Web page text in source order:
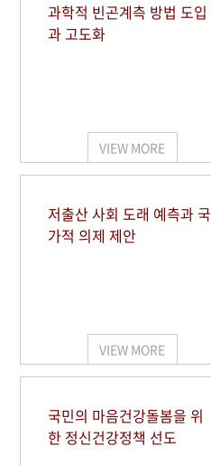
과학적 빈곤계측 방법 도입
과 고도화
VIEW MORE
저출산 사회 도래 예측과 국
가적 의제 제안
VIEW MORE
국민의 마음건강돌봄을 위
한 정신건강정책 선도